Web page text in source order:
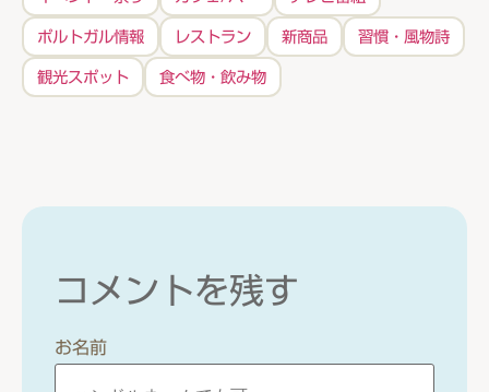
ポルトガル情報 レストラン 新商品 習慣・風物詩
観光スポット 食べ物・飲み物
コメントを残す
お名前